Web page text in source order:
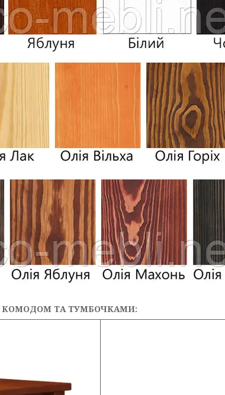
ТА ТУМБОЧКАМИ: